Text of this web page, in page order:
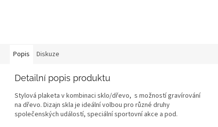
Popis Diskuze
Detailní popis produktu
Stylová plaketa v kombinaci sklo/dřevo, s možností gravírování
na dřevo. Dizajn skla je ideální volbou pro různé druhy
společenských událostí, speciální sportovní akce a pod.